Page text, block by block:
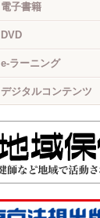
電子書籍
DVD
e-ラーニング
デジタルコンテンツ